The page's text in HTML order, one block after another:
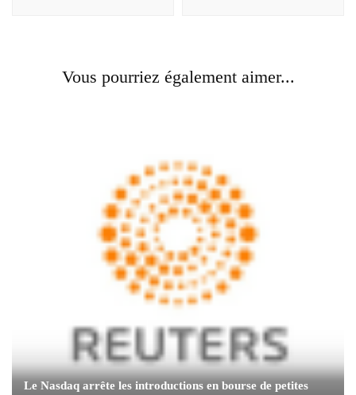
Vous pourriez également aimer...
Le Nasdaq arrête les introductions en bourse de petites